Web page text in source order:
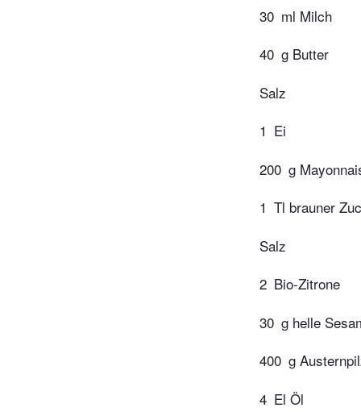
30 ml Milch
40 g Butter
Salz
1 Ei
200 g
1 Tl brauner
Salz
2 Bio-Zitrone
30 g helle
400 g
4 El Öl